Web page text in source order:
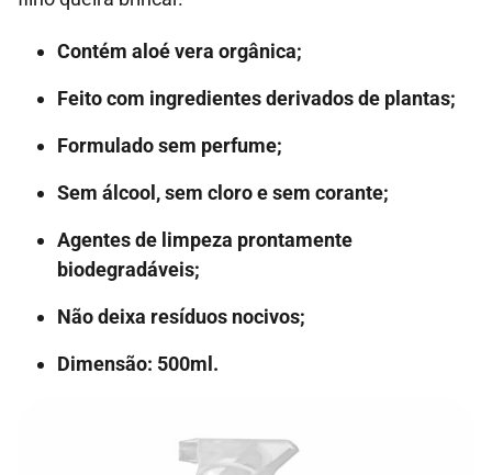
Contém aloé vera orgânica;
Feito com ingredientes derivados de plantas;
Formulado sem perfume;
Sem álcool, sem cloro e sem corante;
Agentes de limpeza prontamente
biodegradáveis;
Não deixa resíduos nocivos;
Dimensão: 500ml.